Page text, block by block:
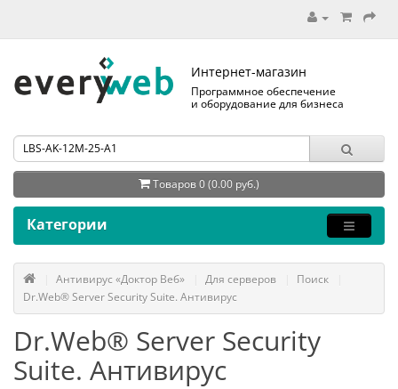
Интернет-магазин
Программное обеспечение
и оборудование для бизнеса
Товаров 0 (0.00 руб.)
Категории
Антивирус «Доктор Веб» Для серверов
Поиск
Dr.Web® Server Security Suite. Антивирус
Dr.Web® Server Security
Suite. Антивирус